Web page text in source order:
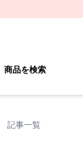
商品を検索
記事一覧